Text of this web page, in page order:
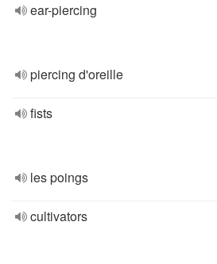
ear-piercing
piercing d'oreille
fists
les poings
cultivators